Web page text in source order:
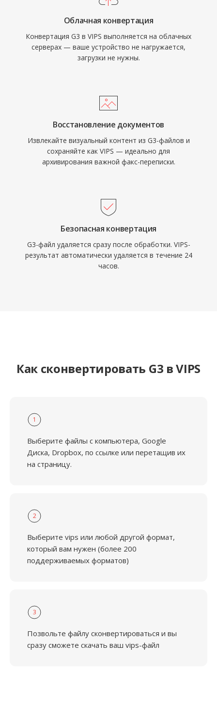
Облачная конвертация
Конвертация G3 в VIPS выполняется на облачных
серверах — ваше устройство не нагружается,
загрузки не нужны.
Восстановление документов
Извлекайте визуальный контент из G3-файлов и
сохраняйте как VIPS — идеально для
архивирования важной факс-переписки.
Безопасная конвертация
G3-файл удаляется сразу после обработки. VIPS-
результат автоматически удаляется в течение 24
часов.
Как сконвертировать G3 в VIPS
1
Выберите файлы с компьютера, Google
Диска, Dropbox, по ссылке или перетащив их
на страницу.
2
Выберите vips или любой другой формат,
который вам нужен (более 200
поддерживаемых форматов)
3
Позвольте файлу сконвертироваться и вы
сразу сможете скачать ваш vips-файл